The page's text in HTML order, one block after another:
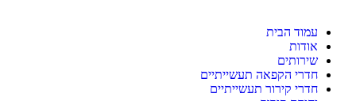
עמוד הבית
אודות
שירותים
חדרי הקפאה תעשייתיים
חדרי קירור תעשייתיים